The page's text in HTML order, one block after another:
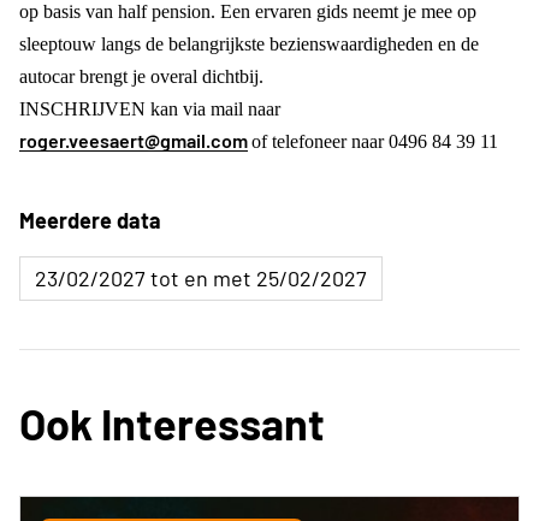
op basis van half pension. Een ervaren gids neemt je mee op
sleeptouw langs de belangrijkste bezienswaardigheden en de
autocar brengt je overal dichtbij.
INSCHRIJVEN kan via mail naar
roger.veesaert@gmail.comof telefoneer naar 0496 84 39 11
Meerdere data
23/02/2027 tot en met 25/02/2027
Ook Interessant